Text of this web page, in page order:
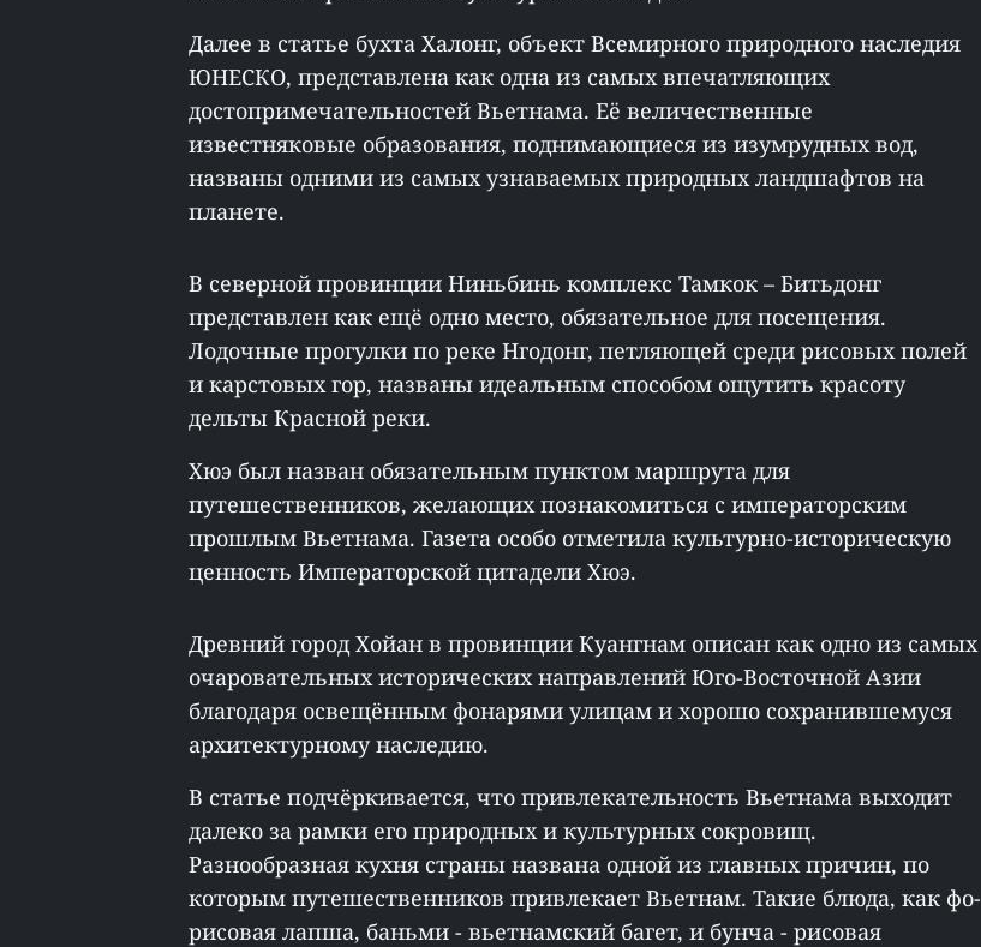
Далее в статье бухта Халонг, объект Всемирного природного наследия
ЮНЕСКО, представлена как одна из самых впечатляющих
достопримечательностей Вьетнама. Её величественные
известняковые образования, поднимающиеся из изумрудных вод,
названы одними из самых узнаваемых природных ландшафтов на
планете.
В северной провинции Ниньбинь комплекс Тамкок – Битьдонг
представлен как ещё одно место, обязательное для посещения.
Лодочные прогулки по реке Нгодонг, петляющей среди рисовых полей
и карстовых гор, названы идеальным способом ощутить красоту
дельты Красной реки.
Хюэ был назван обязательным пунктом маршрута для
путешественников, желающих познакомиться с императорским
прошлым Вьетнама. Газета особо отметила культурно-историческую
ценность Императорской цитадели Хюэ.
Древний город Хойан в провинции Куангнам описан как одно из самых
очаровательных исторических направлений Юго-Восточной Азии
благодаря освещённым фонарями улицам и хорошо сохранившемуся
архитектурному наследию.
В статье подчёркивается, что привлекательность Вьетнама выходит
далеко за рамки его природных и культурных сокровищ.
Разнообразная кухня страны названа одной из главных причин, по
которым путешественников привлекает Вьетнам. Такие блюда, как фо-
рисовая лапша, баньми - вьетнамский багет, и бунча - рисовая